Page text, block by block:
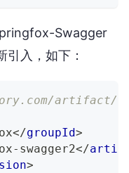
Swagger
入，如下：
artifact/
</groupId>
swagger2</
>